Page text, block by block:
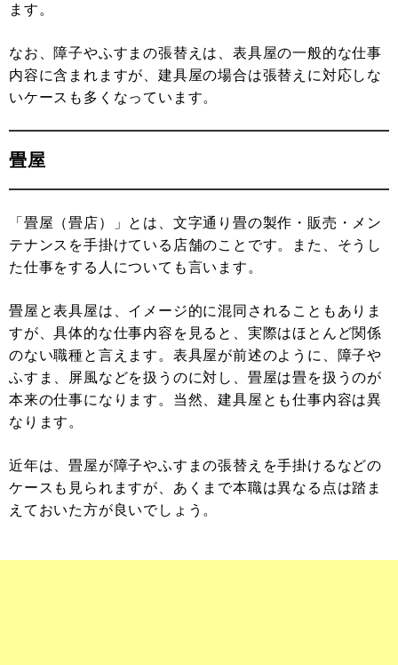
ます。
なお、障子やふすまの張替えは、表具屋の一般的な仕事
内容に含まれますが、建具屋の場合は張替えに対応しな
いケースも多くなっています。
畳屋
「畳屋（畳店）」とは、文字通り畳の製作・販売・メン
テナンスを手掛けている店舗のことです。また、そうし
た仕事をする人についても言います。
畳屋と表具屋は、イメージ的に混同されることもありま
すが、具体的な仕事内容を見ると、実際はほとんど関係
のない職種と言えます。表具屋が前述のように、障子や
ふすま、屏風などを扱うのに対し、畳屋は畳を扱うのが
本来の仕事になります。当然、建具屋とも仕事内容は異
なります。
近年は、畳屋が障子やふすまの張替えを手掛けるなどの
ケースも見られますが、あくまで本職は異なる点は踏ま
えておいた方が良いでしょう。